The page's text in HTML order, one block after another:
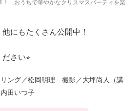
にもたくさん公開中！
さい⭐︎
ング／松岡明理 撮影／大坪尚人（講
田いつ子